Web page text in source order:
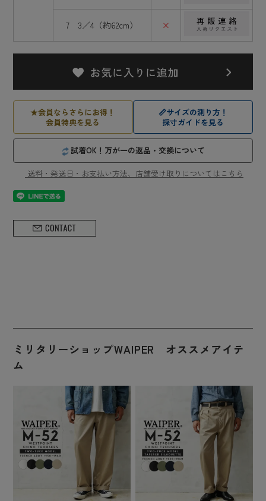
7 3／4（約62cm） ×
★会員ならさらにお得！
会員特典を見る
📏サイズの測り方！
採寸ガイドを見る
試着OK！万が一の返品・交換について
送料・発送日・お支払い方法、店舗受け取りについてはこちら
ミリタリーショップWAIPER オススメアイテ
ム